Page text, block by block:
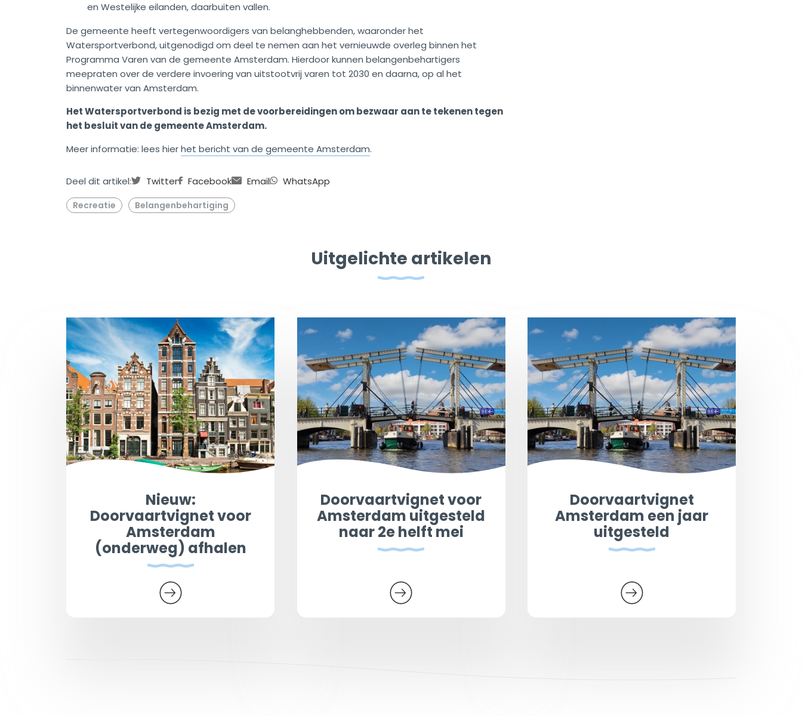
en Westelijke eilanden, daarbuiten vallen.
De gemeente heeft vertegenwoordigers van belanghebbenden, waaronder het
Watersportverbond, uitgenodigd om deel te nemen aan het vernieuwde overleg binnen het
Programma Varen van de gemeente Amsterdam. Hierdoor kunnen belangenbehartigers
meepraten over de verdere invoering van uitstootvrij varen tot 2030 en daarna, op al het
binnenwater van Amsterdam.
Het Watersportverbond is bezig met de voorbereidingen om bezwaar aan te tekenen tegen
het besluit van de gemeente Amsterdam.
Meer informatie: lees hierhet bericht van de gemeente Amsterdam.
Deel dit artikel: Twitter Facebook Email WhatsApp
Recreatie Belangenbehartiging
Uitgelichte artikelen
Nieuw:
Doorvaartvignet voor
Amsterdam
(onderweg) afhalen
Doorvaartvignet voor
Amsterdam uitgesteld
naar 2e helft mei
Doorvaartvignet
Amsterdam een jaar
uitgesteld